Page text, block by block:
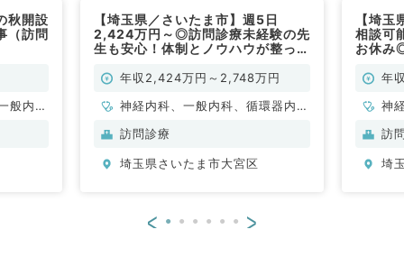
秋開設
（訪問
般内
【埼玉県／さいたま市】週5日
2,424万円～◎訪問診療未経験の先
生も安心！体制とノウハウが整った
（内科系・外科系／常勤）
年収2,424万円～2,748万円
神経内科、一般内科、循環器内
科、呼吸器内科、消化器内科、内
内科、血液内科、膠原病科
訪問診療
埼玉県さいたま市大宮区
【埼
相談可
お休み
年
神
循
科
訪
埼
< >